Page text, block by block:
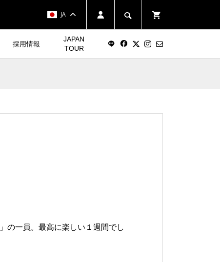
JA
採用情報
JAPAN
TOUR
の一員。最高に楽しい１週間でし